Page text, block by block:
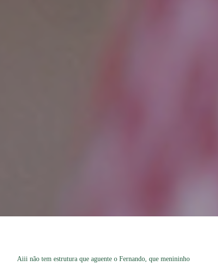
Aiii não tem estrutura que aguente o Fernando, que menininho